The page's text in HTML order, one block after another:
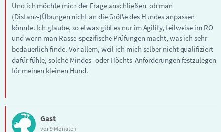
Und ich möchte mich der Frage anschließen, ob man
(Distanz-)Übungen nicht an die Größe des Hundes anpassen
könnte. Ich glaube, so etwas gibt es nur im Agility, teilweise im RO
und wenn man Rasse-spezifische Prüfungen macht, was ich sehr
bedauerlich finde. Vor allem, weil ich mich selber nicht qualifiziert
dafür fühle, solche Mindes- oder Höchts-Anforderungen festzulegen
für meinen kleinen Hund.
Gast
vor 9 Monaten